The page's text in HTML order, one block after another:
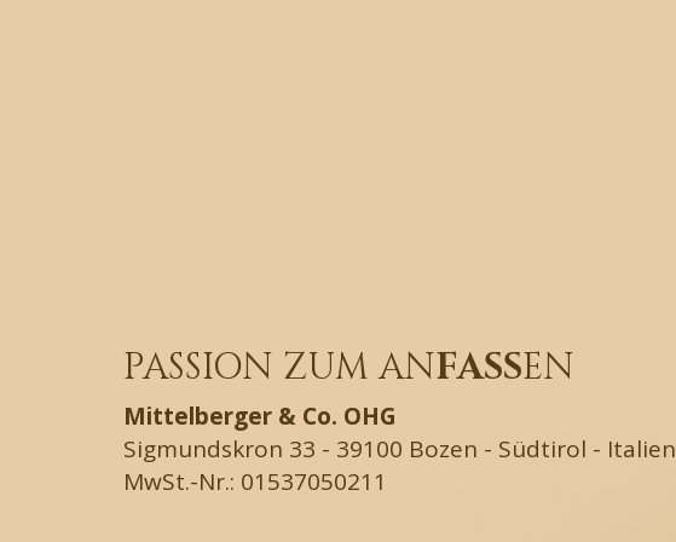
PASSION ZUM ANFASSEN
Mittelberger & Co. OHG
Sigmundskron 33 - 39100 Bozen - Südtirol - Italien
MwSt.-Nr.: 01537050211